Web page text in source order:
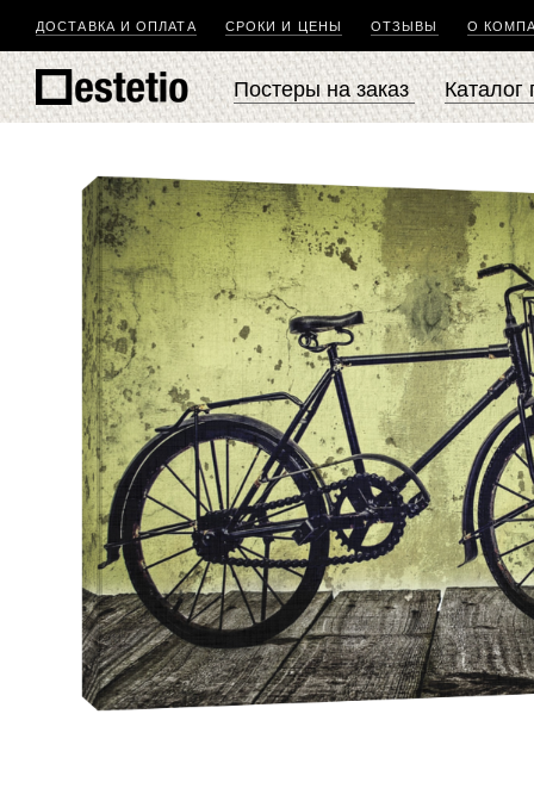
ДОСТАВКА И ОПЛАТА СРОКИ И ЦЕНЫ ОТЗЫВЫ О
Постеры на заказ Каталог